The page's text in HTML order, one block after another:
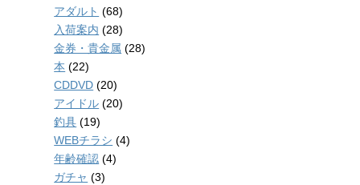
アダルト (68)
入荷案内 (28)
金券・貴金属 (28)
本 (22)
CDDVD (20)
アイドル (20)
釣具 (19)
WEBチラシ (4)
年齢確認 (4)
ガチャ (3)